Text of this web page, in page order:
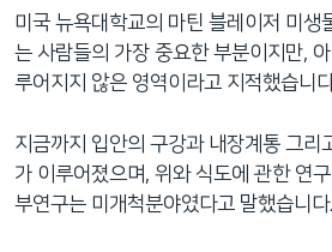
메
네
게
이
션
미국 뉴욕대학교의 마틴 블레이저 미생
는 사람들의 가장 중요한 부분이지만,
루어지지 않은 영역이라고 지적했습니
지금까지 입안의 구강과 내장계통 그리
가 이루어졌으며, 위와 식도에 관한 연
부연구는 미개척분야였다고 말했습니다.